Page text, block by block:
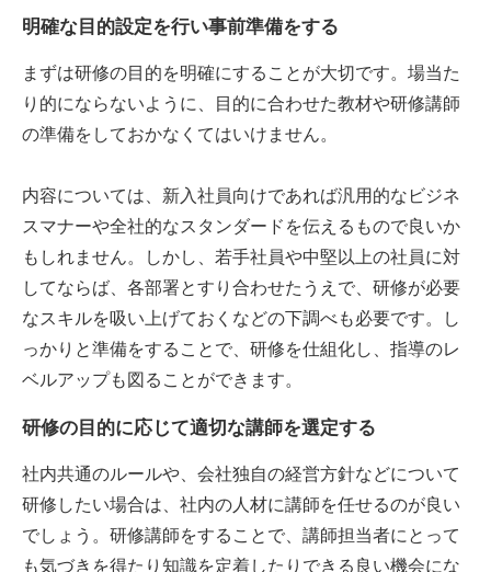
明確な目的設定を行い事前準備をする
まずは研修の目的を明確にすることが大切です。場当た
り的にならないように、目的に合わせた教材や研修講師
の準備をしておかなくてはいけません。
内容については、新入社員向けであれば汎用的なビジネ
スマナーや全社的なスタンダードを伝えるもので良いか
もしれません。しかし、若手社員や中堅以上の社員に対
してならば、各部署とすり合わせたうえで、研修が必要
なスキルを吸い上げておくなどの下調べも必要です。し
っかりと準備をすることで、研修を仕組化し、指導のレ
ベルアップも図ることができます。
研修の目的に応じて適切な講師を選定する
社内共通のルールや、会社独自の経営方針などについて
研修したい場合は、社内の人材に講師を任せるのが良い
でしょう。研修講師をすることで、講師担当者にとって
も気づきを得たり知識を定着したりできる良い機会にな